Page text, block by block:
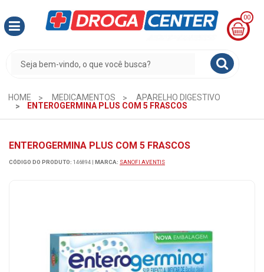
00
CESTA
R$
0,00
HOME MEDICAMENTOS
APARELHO DIGESTIVO
ENTEROGERMINA PLUS COM 5 FRASCOS
ENTEROGERMINA PLUS COM 5 FRASCOS
CÓDIGO DO PRODUTO: 146894 | MARCA: SANOFI AVENTIS